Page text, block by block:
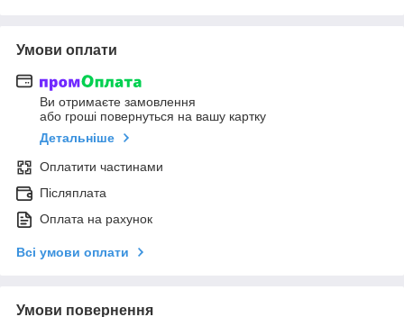
Умови оплати
Ви отримаєте замовлення
або гроші повернуться на вашу картку
Детальніше
Оплатити частинами
Післяплата
Оплата на рахунок
Всі умови оплати
Умови повернення